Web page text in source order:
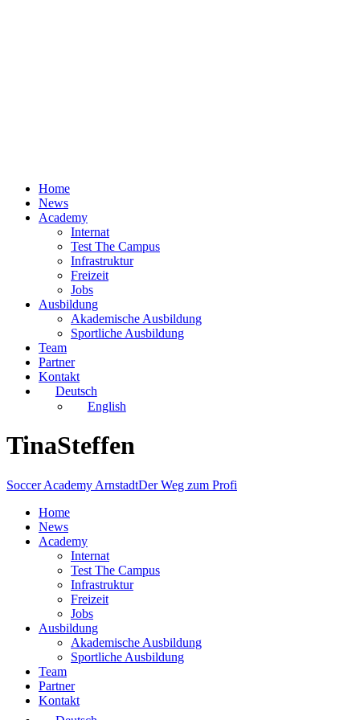
Home
News
Academy
Internat
Test The Campus
Infrastruktur
Freizeit
Jobs
Ausbildung
Akademische Ausbildung
Sportliche Ausbildung
Team
Partner
Kontakt
Deutsch
English
TinaSteffen
Soccer Academy ArnstadtDer Weg zum Profi
Home
News
Academy
Internat
Test The Campus
Infrastruktur
Freizeit
Jobs
Ausbildung
Akademische Ausbildung
Sportliche Ausbildung
Team
Partner
Kontakt